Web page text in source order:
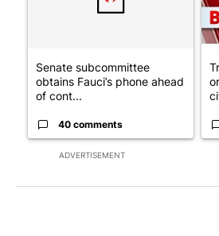
ADVERTISEMENT
Senate subcommittee
obtains Fauci’s phone ahead
of cont...
40 comments